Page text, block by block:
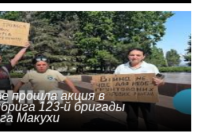
прошла акция в
123-й бригады
Макухи